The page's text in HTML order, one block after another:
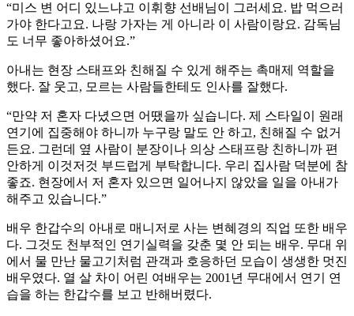
“미스 변 어디 있느냐고 이휘향 선배님이 그러세요. 밥 먹으러
가야 한다고요. 나랑 가자는 게 아니라 이 사람이랑요. 감독님
도 너무 좋아하셨어요.”
아내는 현장 스태프와 친해질 수 있게 해주는 촉매제 역할을
했다. 잘 웃고, 모르는 사람들한테도 인사를 잘했다.
“만약 저 혼자 다녔으면 어땠을까 싶습니다. 제 스타일이 원래
연기에 집중해야 하니까 누구랑 말도 안 하고, 친해질 수 없거
든요. 그런데 옆 사람이 분장이나 의상 스태프랑 친하니까 편
안하게 이것저것 부드럽게 부탁합니다. 우리 집사람 덕분에 참
좋죠. 현장에서 저 혼자 있으면 일어나지 않았을 일을 아내가
해주고 있습니다.”
배우 한갑수의 아내로 매니저로 사는 변혜경의 직업 또한 배우
다. 그것도 천부적인 연기실력을 갖춘 몇 안 되는 배우. 무대 위
에서 물 만난 물고기처럼 관객과 호응하던 모습이 생생한 멋진
배우였다. 열 살 차이 어린 여배우는 2001년 무대에서 연기 연
습을 하는 한갑수를 보고 반해버렸다.